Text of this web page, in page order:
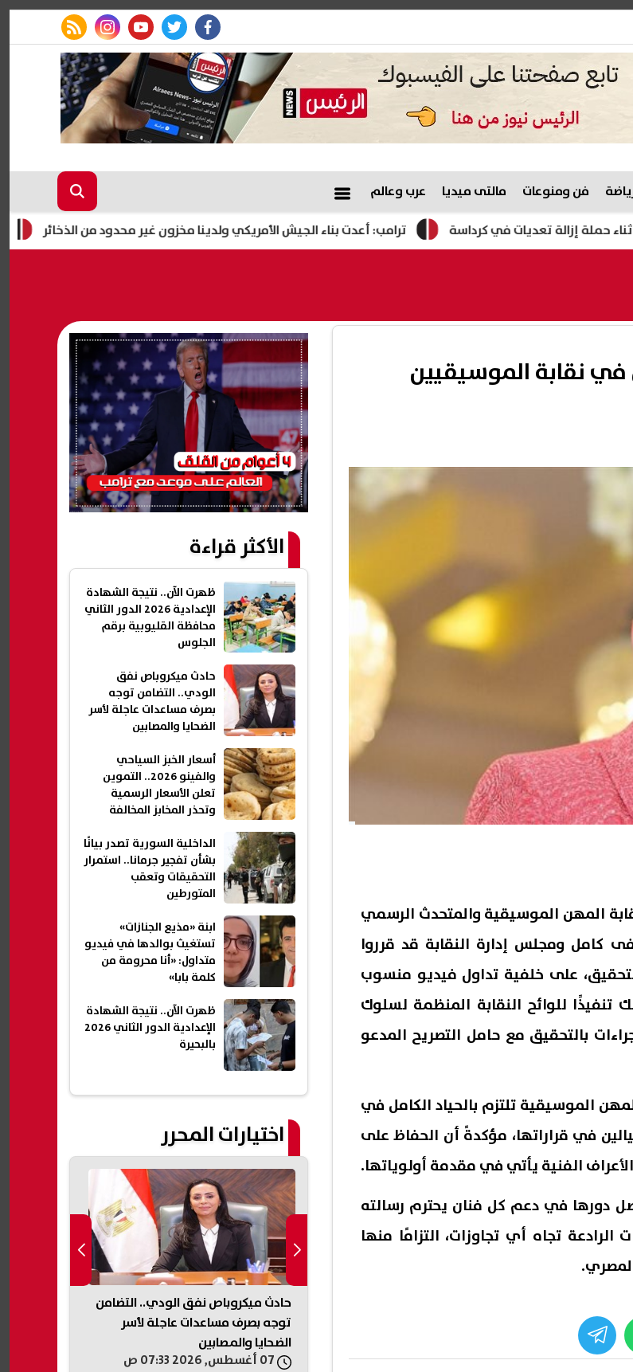
facebook
twitter
youtube
instagram
rss feed
فن ومنوعات مالتى ميديا عرب وعالم
إصابة 11 مدنيًا في هجوم للحوثيين على نجران.. والتحالف يتوعد بإجراءات رادعة ترامب: أعدت بناء الجيش الأمريكي ولدينا مخزون غير محدود من الذخائر إزالة تعديات في كرداسة
في نقابة الموسيقيين
المهن الموسيقية والمتحدث الرسمي
كامل ومجلس إدارة النقابة قد قرروا
على خلفية تداول فيديو منسوب
تنفيذًا للوائح النقابة المنظمة لسلوك
بالتحقيق مع حامل التصريح المدعو
الموسيقية تلتزم بالحياد الكامل في
في قراراتها، مؤكدةً أن الحفاظ على
الفنية يأتي في مقدمة أولوياتها.
دورها في دعم كل فنان يحترم رسالته
تجاه أي تجاوزات، التزامًا منها
الأكثر قراءة
ظهرت الآن.. نتيجة الشهادة
الإعدادية 2026 الدور الثاني
محافظة القليوبية برقم
الجلوس
حادث ميكروباص نفق
الودي.. التضامن توجه
بصرف مساعدات عاجلة لأسر
الضحايا والمصابين
أسعار الخبز السياحي
والفينو 2026.. التموين
تعلن الأسعار الرسمية
وتحذر المخابز المخالفة
الداخلية السورية تصدر بيانًا
بشأن تفجير جرمانا.. استمرار
التحقيقات وتعقب
المتورطين
ابنة «مذيع الجنازات»
تستغيث بوالدها في فيديو
متداول: «أنا محرومة من
كلمة بابا»
ظهرت الآن.. نتيجة الشهادة
الإعدادية الدور الثاني 2026
بالبحيرة
اختيارات المحرر
المسيّرة
07 أغسطس, 2026 02:43 ص
حادث ميكروباص نفق الودي.. التضامن
توجه بصرف مساعدات عاجلة لأسر
الضحايا والمصابين